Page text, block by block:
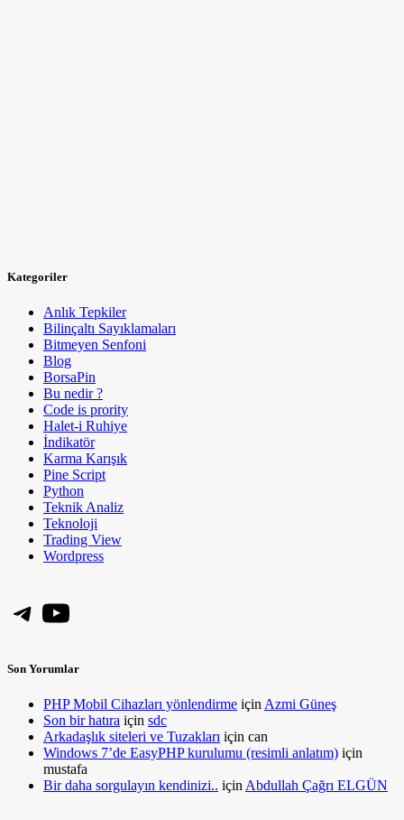
Kategoriler
Anlık Tepkiler
Bilinçaltı Sayıklamaları
Bitmeyen Senfoni
Blog
BorsaPin
Bu nedir ?
Code is prority
Halet-i Ruhiye
İndikatör
Karma Karışık
Pine Script
Python
Teknik Analiz
Teknoloji
Trading View
Wordpress
Telegram
YouTube
Son Yorumlar
PHP Mobil Cihazları yönlendirme için Azmi Güneş
Son bir hatıra için sdc
Arkadaşlık siteleri ve Tuzakları için can
Windows 7’de EasyPHP kurulumu (resimli anlatım) için
mustafa
Bir daha sorgulayın kendinizi.. için Abdullah Çağrı ELGÜN